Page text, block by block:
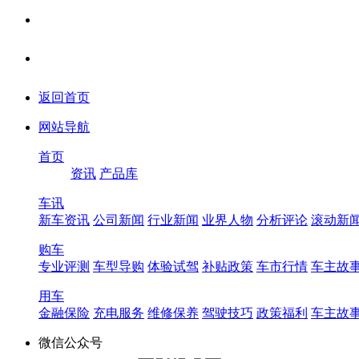
返回首页
网站导航
首页
资讯 产品库
车讯
新车资讯 公司新闻 行业新闻 业界人物 分析评论 滚动新
购车
专业评测 车型导购 体验试驾 补贴政策 车市行情 车主故
用车
金融保险 充电服务 维修保养 驾驶技巧 政策福利 车主故
微信公众号